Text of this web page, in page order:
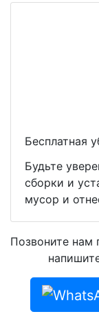
Бесплатная
Будьте
сборки и
мусор и
Позвоните нам